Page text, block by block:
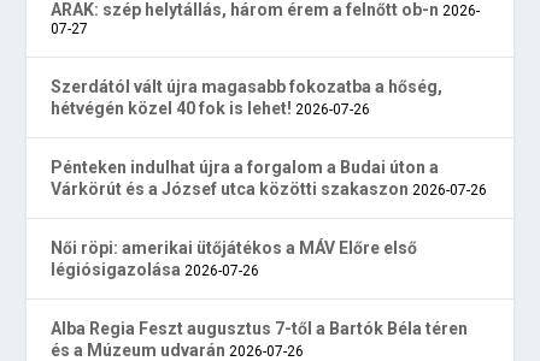
ARAK: szép helytállás, három érem a felnőtt ob-n 2026-
07-27
Szerdától vált újra magasabb fokozatba a hőség,
hétvégén közel 40 fok is lehet! 2026-07-26
Pénteken indulhat újra a forgalom a Budai úton a
Várkörút és a József utca közötti szakaszon 2026-07-26
Női röpi: amerikai ütőjátékos a MÁV Előre első
légiósigazolása 2026-07-26
Alba Regia Feszt augusztus 7-től a Bartók Béla téren
és a Múzeum udvarán 2026-07-26